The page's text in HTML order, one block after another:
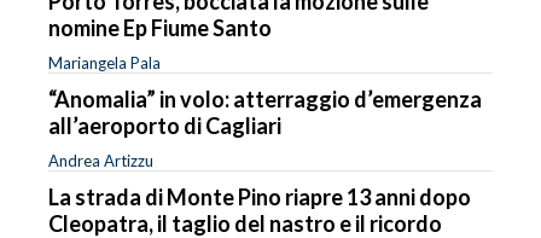
nomine Ep Fiume Santo
Mariangela Pala
“Anomalia” in volo: atterraggio d’emergenza
all’aeroporto di Cagliari
Andrea Artizzu
La strada di Monte Pino riapre 13 anni dopo
Cleopatra, il taglio del nastro e il ricordo